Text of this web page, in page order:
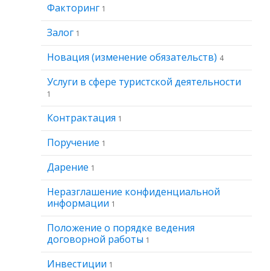
Факторинг 1
Залог 1
Новация (изменение обязательств) 4
Услуги в сфере туристской деятельности
1
Контрактация 1
Поручение 1
Дарение 1
Неразглашение конфиденциальной
информации 1
Положение о порядке ведения
договорной работы 1
Инвестиции 1